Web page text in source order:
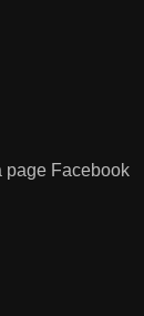
page Facebook